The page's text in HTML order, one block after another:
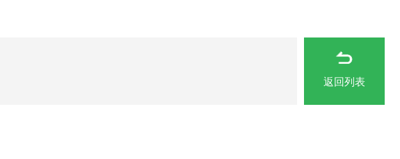
返回列表